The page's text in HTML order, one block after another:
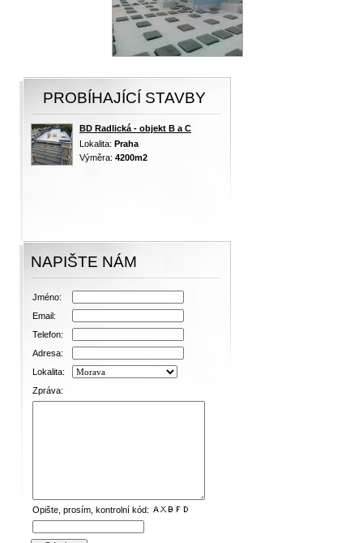
PROBÍHAJÍCÍ STAVBY
BD Radlická - objekt B a C
Lokalita: Praha
Výměra: 4200m2
NAPIŠTE NÁM
Jméno:
Email:
Telefon:
Adresa:
Lokalita:
Zpráva:
Opište, prosím, kontrolní kód: